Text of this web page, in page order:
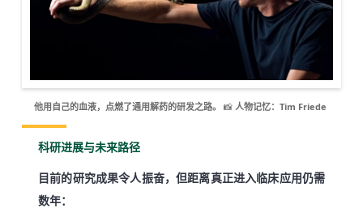
他用自己的血液，点燃了通用解药的研发之路。 📸 人物记忆：Tim Friede
科研进展与未来路径
目前的研究成果令人振奋，但距离真正进入临床应用仍需
数年：